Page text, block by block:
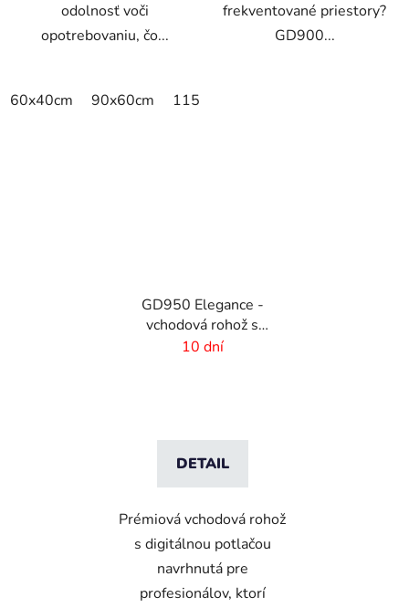
odolnosť voči
opotrebovaniu, čo...
60x40cm 90x60cm 115x115cm
frekventované priestory?
GD900...
GD950 Elegance -
vchodová rohož s
digitálnou potlačou - 6
10 dní
DETAIL
Prémiová vchodová rohož
s digitálnou potlačou
navrhnutá pre
profesionálov, ktorí